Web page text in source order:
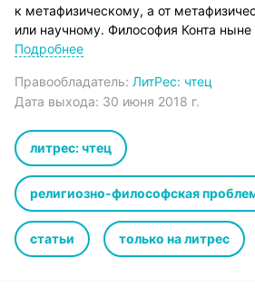
к метафизическому, а от
или научному. Философия Конта ныне
но этот мнимый закон все еще, по-
нашего общества. Между тем он
грубое заблуждение, потому что ни
и чувств, ни метафизические
и отвечающее на них умозрение
не уничтожаются, даже ничего не
развивающейся наряду с ними
Подробнее
Правообладатель: ЛитРес: чтец
Дата выхода: 30 июня 2018 г.
литрес: чтец
религиозно-философская
статьи только на литрес